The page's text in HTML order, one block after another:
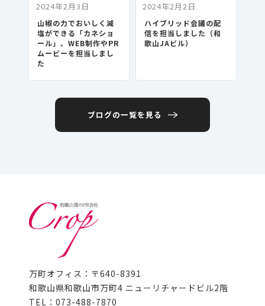
2024年2月3日
山椒の力でおいしく減
塩ができる「カネショ
ール」、WEB制作やPR
ムービーを担当しまし
た
2024年2月2日
ハイブリッド会議の配
信を担当しました（和
歌山JAビル）
ブログの一覧を見る
万町オフィス：〒640-8391
和歌山県和歌山市万町4 ニューリチャードビル2階
TEL：073-488-7870